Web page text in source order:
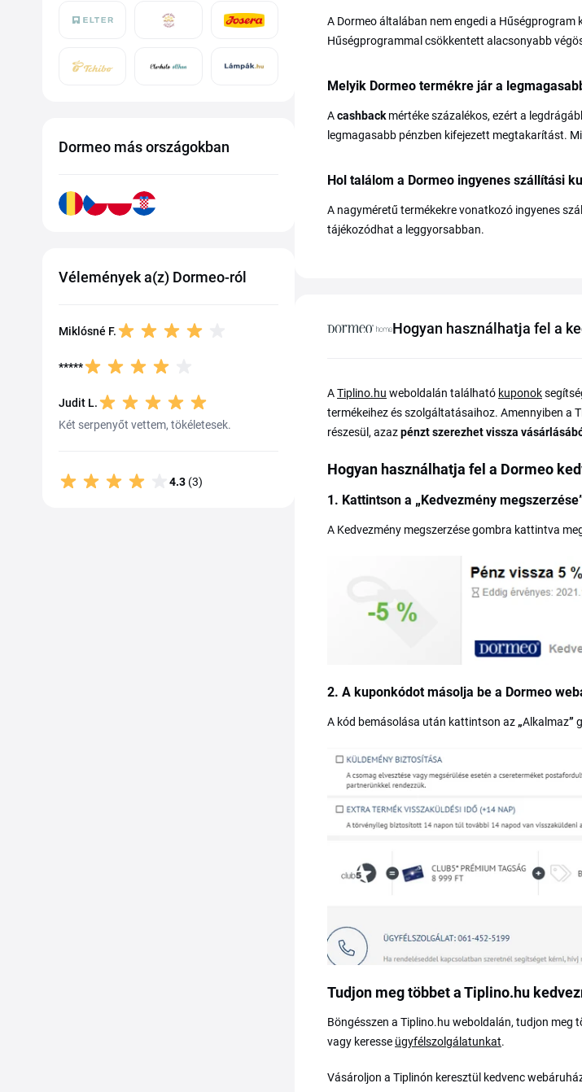
Dormeo más országokban
Vélemények a(z) Dormeo-ról
Miklósné F.
*****
Judit L.
Két serpenyőt vettem, tökéletesek.
4.3 (3)
A Dormeo általában nem engedi a Hűségprogram
Hűségprogrammal csökkentett alacsonyabb
Melyik Dormeo termékre jár a
Acashback mértéke százalékos, ezért a
legmagasabb pénzben kifejezett megtakarítást.
Hol találom a Dormeo ingyenes szállítási
A nagyméretű termékekre vonatkozó ingyenes
tájékozódhat a leggyorsabban.
Hogyan használhatja fel a
ATiplino.hu weboldalán található kuponok
termékeihez és szolgáltatásaihoz. Amennyiben a
részesül, azazpénzt szerezhet vissza
Hogyan használhatja fel a Dormeo
1. Kattintson a „Kedvezmény megszerzése
A Kedvezmény megszerzése gombra kattintva
2. A kuponkódot másolja be a Dormeo
A kód bemásolása után kattintson az „Alkalmaz”
Tudjon meg többet a Tiplino.hu
Böngésszen a Tiplino.hu weboldalán, tudjon meg
vagy keresse ügyfélszolgálatunkat.
Vásároljon a Tiplinón keresztül kedvenc